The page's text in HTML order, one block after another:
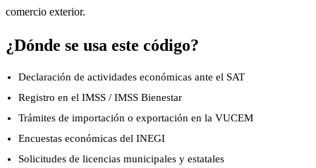
comercio exterior.
¿Dónde se usa este código?
Declaración de actividades económicas ante el SAT
Registro en el IMSS / IMSS Bienestar
Trámites de importación o exportación en la VUCEM
Encuestas económicas del INEGI
Solicitudes de licencias municipales y estatales